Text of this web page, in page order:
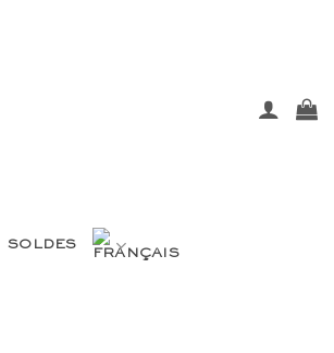
SOLDES